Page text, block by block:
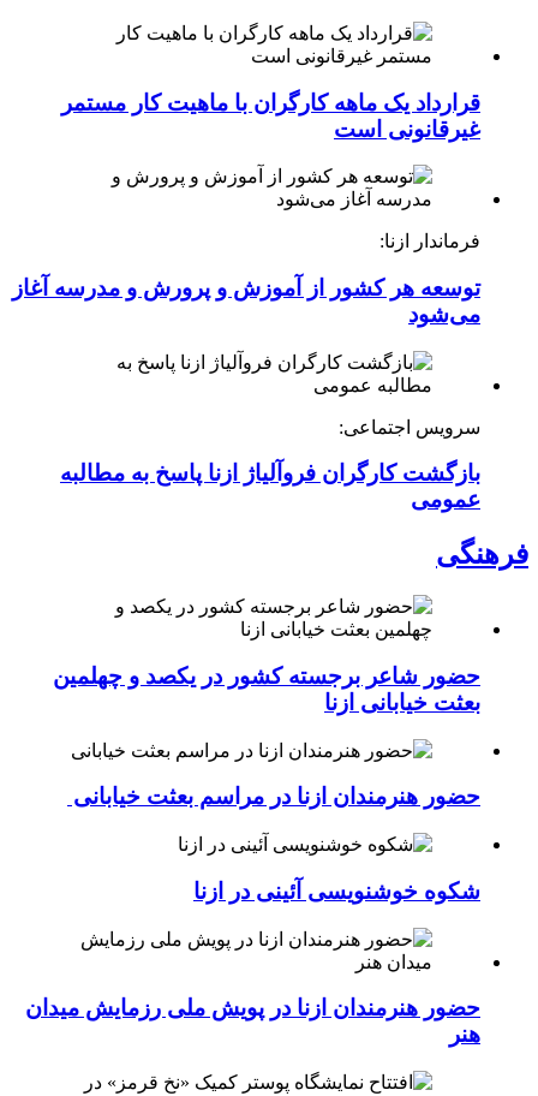
قرارداد یک ماهه کارگران با ماهیت کار مستمر
غیرقانونی است
فرماندار ازنا:
توسعه هر کشور از آموزش و پرورش و مدرسه آغاز
می‌شود
سرویس اجتماعی:
بازگشت کارگران فروآلیاژ ازنا پاسخ به مطالبه
عمومی
فرهنگی
حضور شاعر برجسته کشور در یکصد و چهلمین
بعثت خیابانی ازنا
حضور هنرمندان ازنا در مراسم بعثت خیابانی
شکوه خوشنویسی آئینی در ازنا
حضور هنرمندان ازنا در پویش ملی رزمایش میدان
هنر